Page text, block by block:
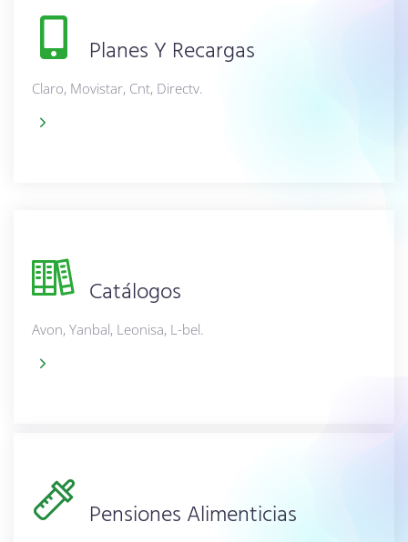
Planes Y Recargas
Claro, Movistar, Cnt, Directv.
Catálogos
Avon, Yanbal, Leonisa, L-bel.
Pensiones Alimenticias